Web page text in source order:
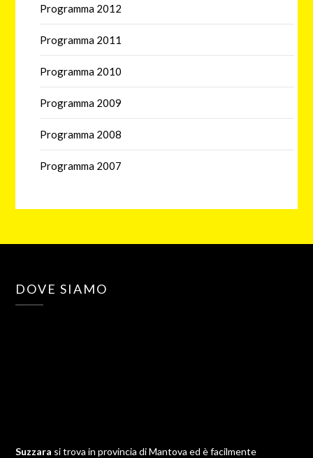
Programma 2012
Programma 2011
Programma 2010
Programma 2009
Programma 2008
Programma 2007
DOVE SIAMO
Suzzara si trova in provincia di Mantova ed è facilmente